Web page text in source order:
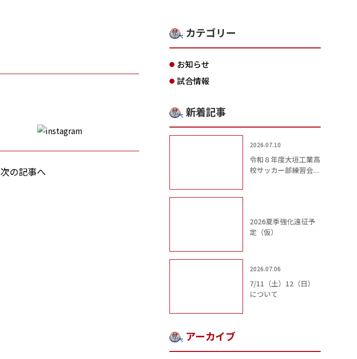
次の記事へ
カテゴリー
お知らせ
試合情報
新着記事
2026.07.10
令和８年度大垣工業高
校サッカー部練習会...
2026夏季強化遠征予
定（仮）
2026.07.06
7/11（土）12（日）
について
アーカイブ